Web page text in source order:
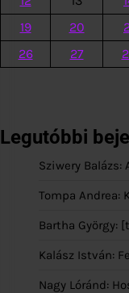
19
20
26
27
Legutóbbi
Sziwery Balázs:
Tompa Andrea:
Bartha György:
Kalász István:
Nagy Lóránd: